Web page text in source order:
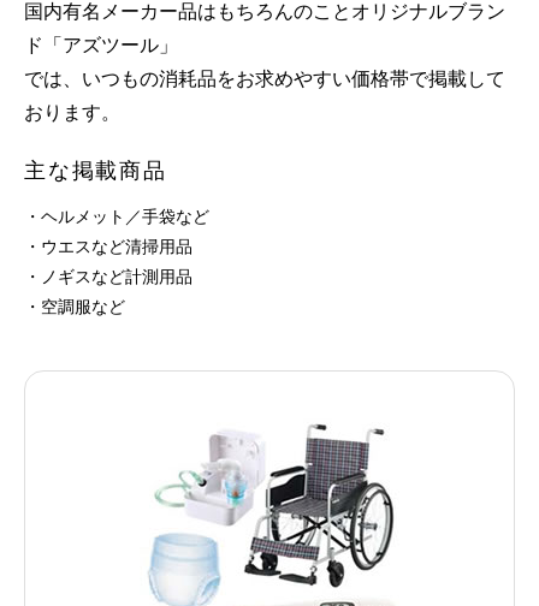
国内有名メーカー品はもちろんのことオリジナルブラン
ド「アズツール」
では、いつもの消耗品をお求めやすい価格帯で掲載して
おります。
主な掲載商品
・ヘルメット／手袋など
・ウエスなど清掃用品
・ノギスなど計測用品
・空調服など